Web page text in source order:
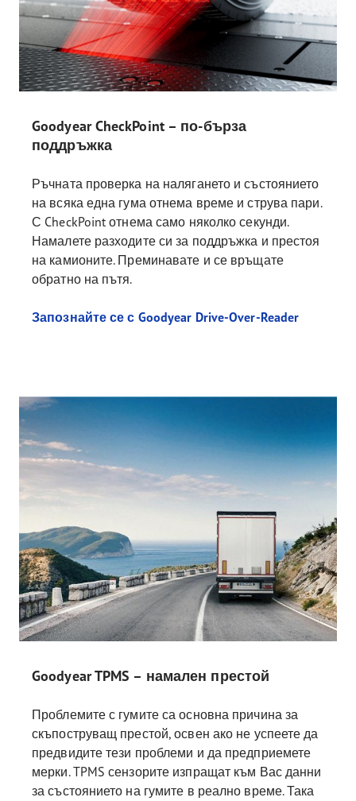
Goodyear CheckPoint – по-бърза
поддръжка
Ръчната проверка на налягането и състоянието
на всяка една гума отнема време и струва пари.
С CheckPoint отнема само няколко секунди.
Намалете разходите си за поддръжка и престоя
на камионите. Преминавате и се връщате
обратно на пътя.
Запознайте се с Goodyear Drive-Over-Reader
Goodyear TPMS – намален престой
Проблемите с гумите са основна причина за
скъпоструващ престой, освен ако не успеете да
предвидите тези проблеми и да предприемете
мерки. TPMS сензорите изпращат към Вас данни
за състоянието на гумите в реално време. Така